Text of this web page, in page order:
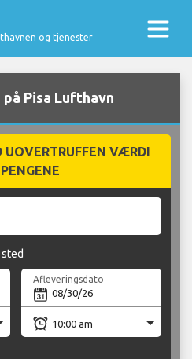
og tjenester
på Pisa Lufthavn
UOVERTRUFFEN VÆRDI
Afleveringsdato